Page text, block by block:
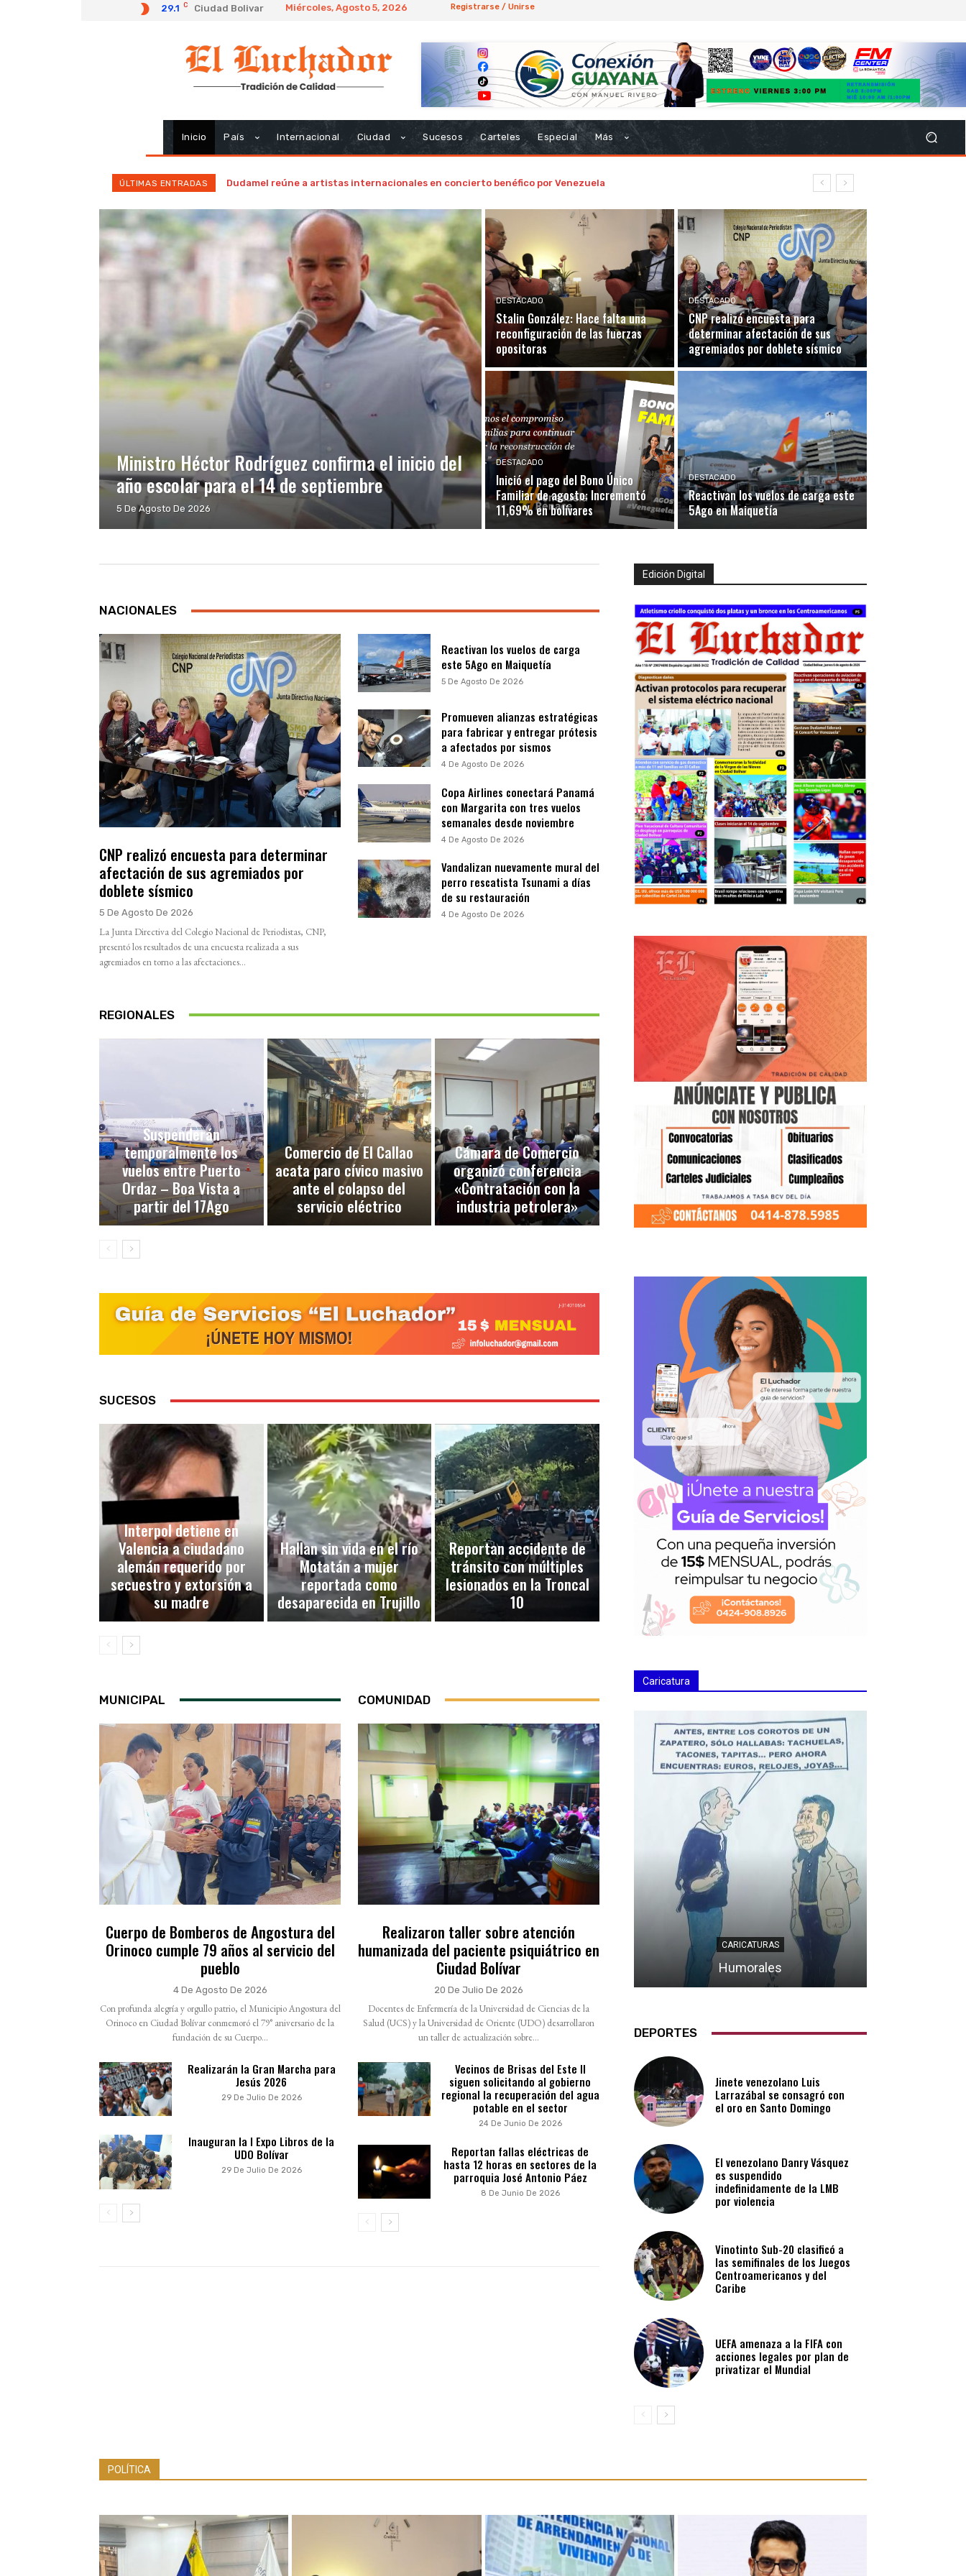
29.1 C Ciudad Bolivar Miércoles, Agosto 5, 2026 Registrarse / Unirse
Inicio País Internacional Ciudad Sucesos Carteles Especial Más
ÚLTIMAS ENTRADAS Dudamel reúne a artistas internacionales en concierto benéfico por Venezuela
Ministro Héctor Rodríguez confirma el inicio del
año escolar para el 14 de septiembre
5 De Agosto De 2026
DESTACADO
Stalin González: Hace falta una
reconfiguración de las fuerzas
opositoras
DESTACADO
CNP realizó encuesta para
determinar afectación de sus
agremiados por doblete sísmico
DESTACADO
Inició el pago del Bono Único
Familiar de agosto: Incrementó
11,69% en bolívares
DESTACADO
Reactivan los vuelos de carga este
5Ago en Maiquetía
NACIONALES
CNP realizó encuesta para determinar
afectación de sus agremiados por
doblete sísmico
5 De Agosto De 2026
La Junta Directiva del Colegio Nacional de Periodistas, CNP,
presentó los resultados de una encuesta realizada a sus
agremiados en torno a las afectaciones...
Reactivan los vuelos de carga
este 5Ago en Maiquetía
5 De Agosto De 2026
Promueven alianzas estratégicas
para fabricar y entregar prótesis
a afectados por sismos
4 De Agosto De 2026
Copa Airlines conectará Panamá
con Margarita con tres vuelos
semanales desde noviembre
4 De Agosto De 2026
Vandalizan nuevamente mural del
perro rescatista Tsunami a días
de su restauración
4 De Agosto De 2026
REGIONALES
Suspenderán
temporalmente los
vuelos entre Puerto
Ordaz – Boa Vista a
partir del 17Ago
Comercio de El Callao
acata paro cívico masivo
ante el colapso del
servicio eléctrico
Cámara de Comercio
organizó conferencia
«Contratación con la
industria petrolera»
SUCESOS
Interpol detiene en
Valencia a ciudadano
alemán requerido por
secuestro y extorsión a
su madre
Hallan sin vida en el río
Motatán a mujer
reportada como
desaparecida en Trujillo
Reportan accidente de
tránsito con múltiples
lesionados en la Troncal
10
MUNICIPAL
Cuerpo de Bomberos de Angostura del
Orinoco cumple 79 años al servicio del
pueblo
4 De Agosto De 2026
Con profunda alegría y orgullo patrio, el Municipio Angostura del
Orinoco en Ciudad Bolívar conmemoró el 79° aniversario de la
fundación de su Cuerpo...
Realizarán la Gran Marcha para
Jesús 2026
29 De Julio De 2026
Inauguran la I Expo Libros de la
UDO Bolívar
29 De Julio De 2026
COMUNIDAD
Realizaron taller sobre atención
humanizada del paciente psiquiátrico en
Ciudad Bolívar
20 De Julio De 2026
Docentes de Enfermería de la Universidad de Ciencias de la
Salud (UCS) y la Universidad de Oriente (UDO) desarrollaron
un taller de actualización sobre...
Vecinos de Brisas del Este II
siguen solicitando al gobierno
regional la recuperación del agua
potable en el sector
24 De Junio De 2026
Reportan fallas eléctricas de
hasta 12 horas en sectores de la
parroquia José Antonio Páez
8 De Junio De 2026
Edición Digital
Caricatura
CARICATURAS
Humorales
DEPORTES
Jinete venezolano Luis
Larrazábal se consagró con
el oro en Santo Domingo
El venezolano Danry Vásquez
es suspendido
indefinidamente de la LMB
por violencia
Vinotinto Sub-20 clasificó a
las semifinales de los Juegos
Centroamericanos y del
Caribe
UEFA amenaza a la FIFA con
acciones legales por plan de
privatizar el Mundial
POLÍTICA